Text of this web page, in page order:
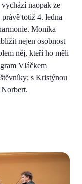
naopak ze
totiž 4. ledna
Monika
nejen osobnost
něj, kteří ho měli
Vláčkem
s Kristýnou